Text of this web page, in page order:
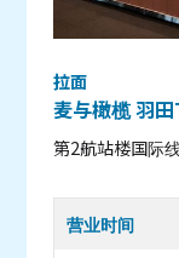
拉面
麦与橄榄 羽
第2航站楼国际
营业时间